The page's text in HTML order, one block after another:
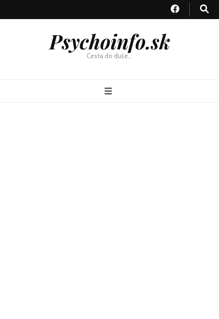
Psychoinfo.sk
Cesta do duše…